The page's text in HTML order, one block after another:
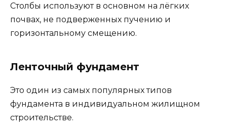
Столбы используют в основном на лёгких
почвах, не подверженных пучению и
горизонтальному смещению.
Ленточный фундамент
Это один из самых популярных типов
фундамента в индивидуальном жилищном
строительстве.